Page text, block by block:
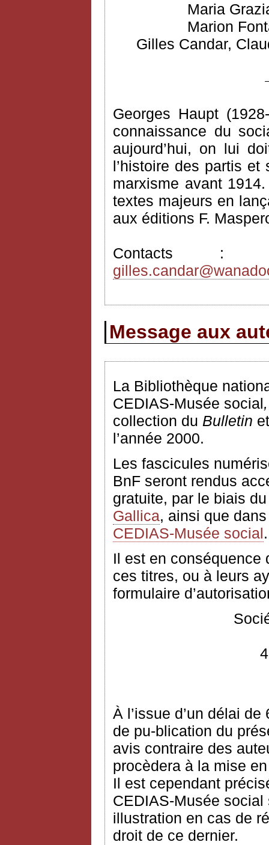
Maria
Marion
Gilles Candar,
Georges Haupt
connaissance du
aujourd’hui, on lui
l’histoire des partis
marxisme avant
textes majeurs en
aux éditions F.
Contacts
Message aux
La Bibliothèque
CEDIAS-Musée social,
collection du Bulletin
l’année 2000.
Les fascicules
BnF seront rendus
gratuite, par le biais
Gallica, ainsi que
CEDIAS-Musée social.
Il est en conséquence
ces titres, ou à leurs
formulaire
À l’issue d’un délai
de pu-blication du
avis contraire des
procèdera à la mise
Il est cependant
CEDIAS-Musée social
illustration en cas de
droit de ce dernier.